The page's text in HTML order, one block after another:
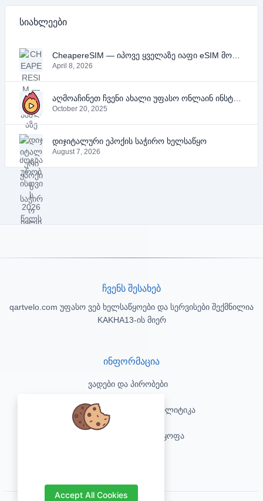
სიახლეები
April 8, 2026
October 20, 2025
დიჯიტალური ეპოქის საჭირო ხელსაწყო
August 7, 2026
ჩვენს შესახებ
qartvelo.com უფასო ვებ ხელსაწყოები და სერვისები შექმნილია
KAKHA13-ის მიერ
ინფორმაცია
ვადები და პირობები
კონფიდენციალურობის პოლიტიკა
პასუხისმგებლობის უარყოფა
Accept All Cookies